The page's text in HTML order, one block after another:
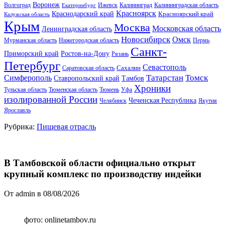
Волгоград Воронеж Екатеринбург Ижевск Калининград Калининградская область
Калужская область Краснодарский край Красноярск Красноярский край
Крым Ленинградская область Москва Московская область
Мурманская область Нижегородская область Новосибирск Омск Пермь
Приморский край Ростов-на-Дону Рязань Санкт-
Петербург Саратовская область Сахалин Севастополь
Симферополь Ставропольский край Тамбов Татарстан Томск
Тульская область Тюменская область Тюмень Уфа Хроники
изолированной России Челябинск Чеченская Республика Якутия
Ярославль
Рубрика: Пищевая отрасль
В Тамбовской области официально открыт
крупный комплекс по производству индейки
От admin в 08/08/2026
фото: onlinetambov.ru